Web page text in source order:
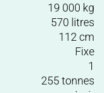
19 000 kg
570 litres
112 cm
Fixe
1
255 tonnes